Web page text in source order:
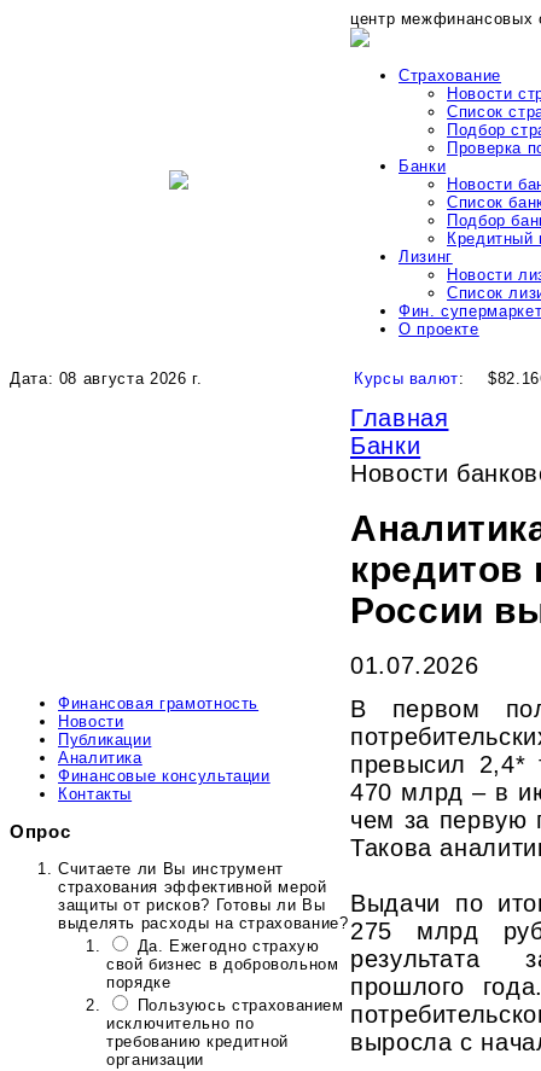
центр межфинансовых
Страхование
Новости
Список
Подбор
Проверка
Банки
Новости
Список
Подбор
Кредитный
Лизинг
Новости
Список
Фин.
О проекте
Дата: 08 августа 2026 г. Курсы валют:
Финансовая грамотность
Новости
Публикации
Аналитика
Финансовые консультации
Контакты
Опрос
Считаете ли Вы инструмент
страхования эффективной мерой
защиты от рисков? Готовы ли Вы
выделять расходы на страхование?
Да. Ежегодно страхую
свой бизнес в добровольном
порядке
Пользуюсь страхованием
исключительно по
требованию кредитной
организации
Главная
Банки
Новости
России
01.07.2026
В первом
превысил 2,4*
470 млрд – в
чем за первую
Такова
Выдачи по
275 млрд
результата
прошлого
выросла с